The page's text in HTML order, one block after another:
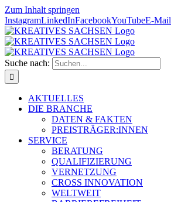
Zum Inhalt springen
InstagramLinkedInFacebookYouTubeE-Mail
Suche nach:
AKTUELLES
DIE BRANCHE
DATEN & FAKTEN
PREISTRÄGER:INNEN
SERVICE
BERATUNG
QUALIFIZIERUNG
VERNETZUNG
CROSS INNOVATION
WELTWEIT